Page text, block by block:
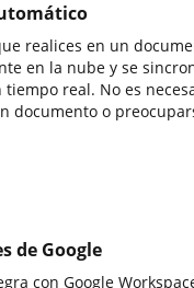
realices en un
en la nube y se
real. No es
documento o
de Google
con Google